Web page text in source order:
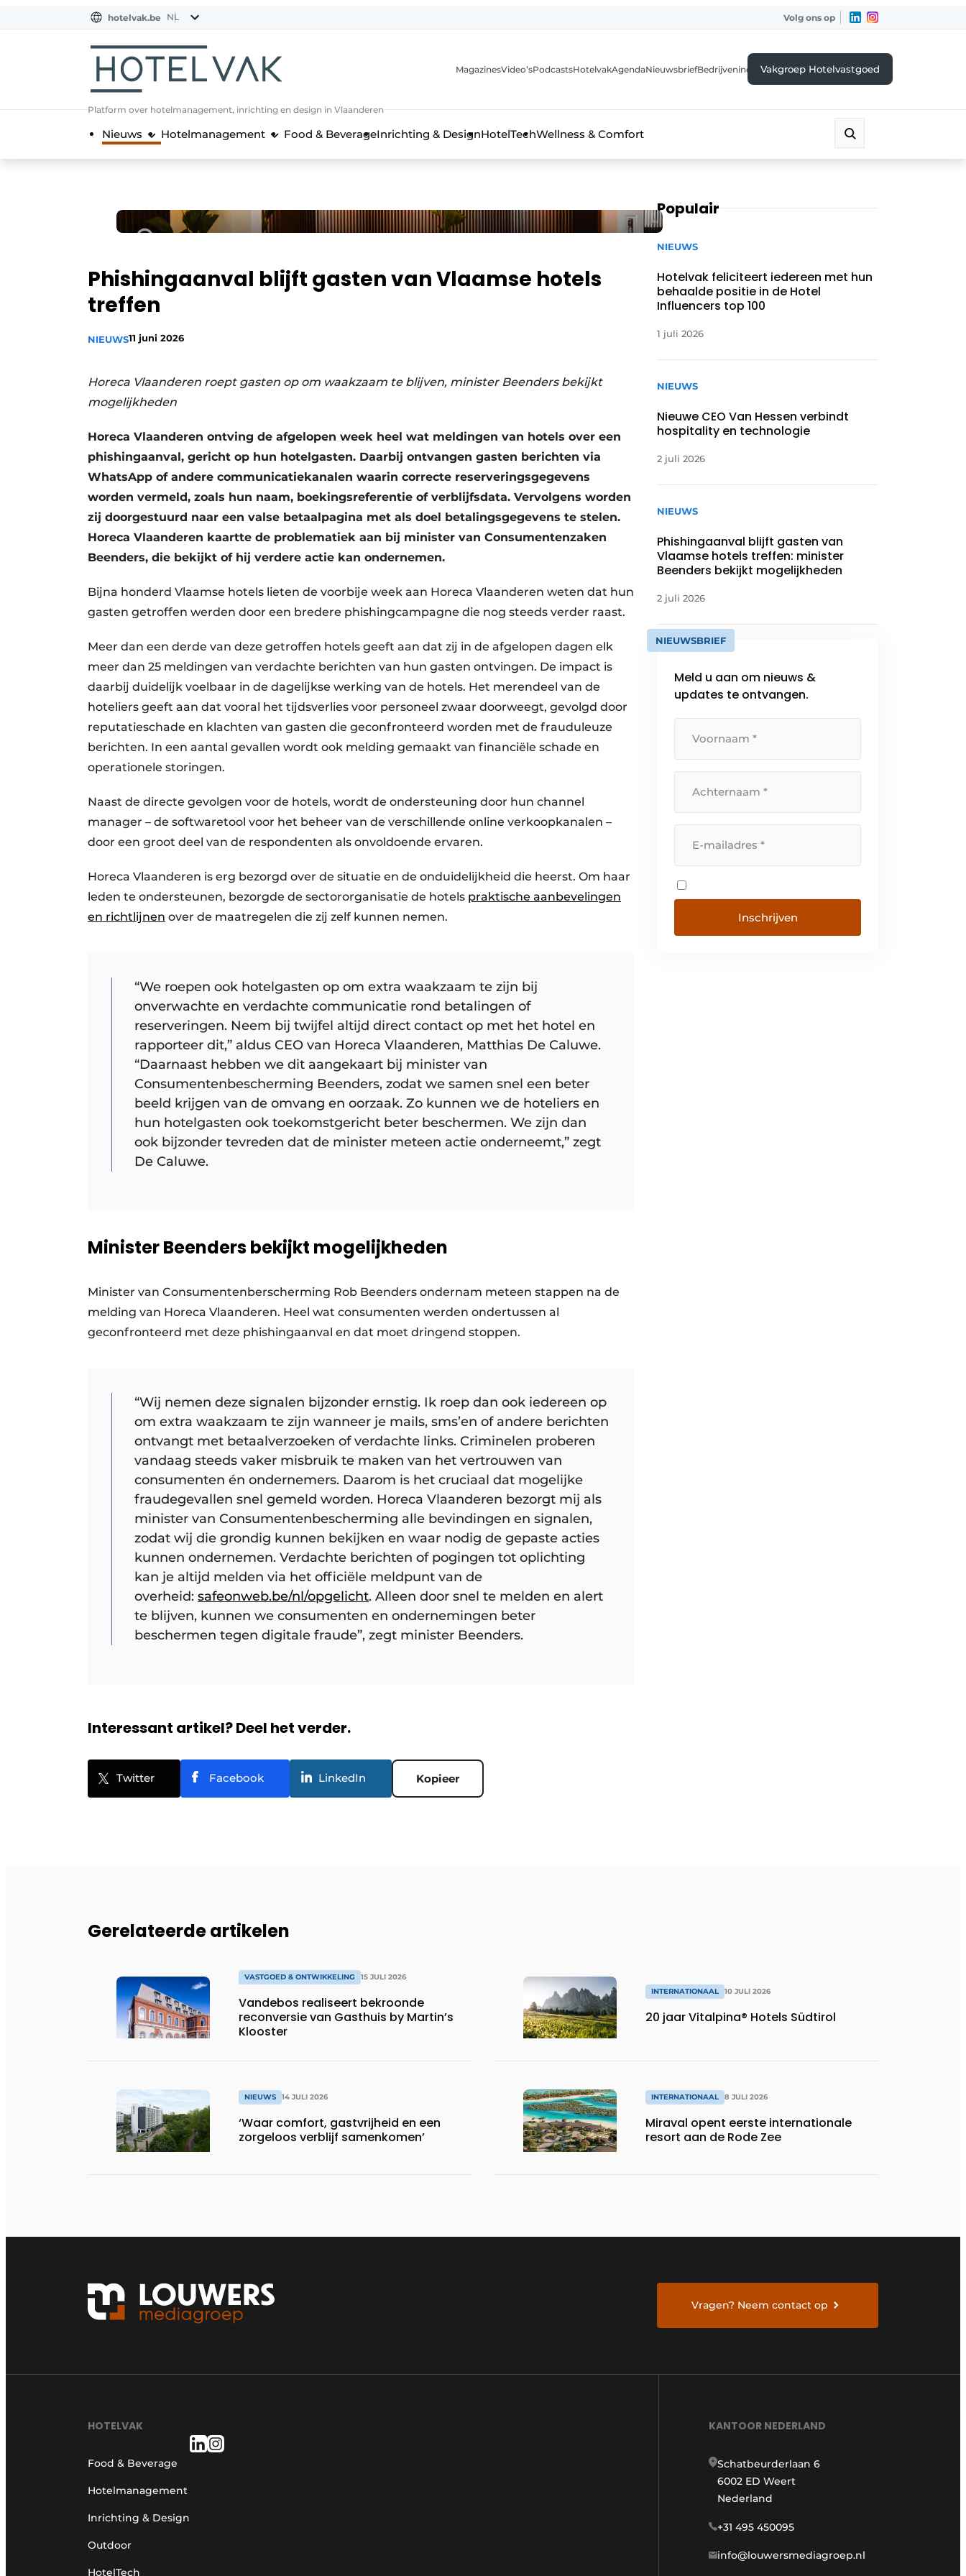
NL
EN
FR
hotelvak.be NL Volg ons op
Platform over hotelmanagement, inrichting en design in Vlaanderen
MagazinesVideo’sPodcastsHotelvakAgendaNieuwsbriefBedrijvenindexVakgroep Hotelvastgoed
Nieuws Hotelmanagement Food & BeverageInrichting & DesignHotelTechWellness & Comfort
Phishingaanval blijft gasten van Vlaamse hotels
treffen
NIEUWS11 juni 2026
Horeca Vlaanderen roept gasten op om waakzaam te blijven, minister Beenders bekijkt
mogelijkheden
Horeca Vlaanderen ontving de afgelopen week heel wat meldingen van hotels over een
phishingaanval, gericht op hun hotelgasten. Daarbij ontvangen gasten berichten via
WhatsApp of andere communicatiekanalen waarin correcte reserveringsgegevens
worden vermeld, zoals hun naam, boekingsreferentie of verblijfsdata. Vervolgens worden
zij doorgestuurd naar een valse betaalpagina met als doel betalingsgegevens te stelen.
Horeca Vlaanderen kaartte de problematiek aan bij minister van Consumentenzaken
Beenders, die bekijkt of hij verdere actie kan ondernemen.
Bijna honderd Vlaamse hotels lieten de voorbije week aan Horeca Vlaanderen weten dat hun
gasten getroffen werden door een bredere phishingcampagne die nog steeds verder raast.
Meer dan een derde van deze getroffen hotels geeft aan dat zij in de afgelopen dagen elk
meer dan 25 meldingen van verdachte berichten van hun gasten ontvingen. De impact is
daarbij duidelijk voelbaar in de dagelijkse werking van de hotels. Het merendeel van de
hoteliers geeft aan dat vooral het tijdsverlies voor personeel zwaar doorweegt, gevolgd door
reputatieschade en klachten van gasten die geconfronteerd worden met de frauduleuze
berichten. In een aantal gevallen wordt ook melding gemaakt van financiële schade en
operationele storingen.
Naast de directe gevolgen voor de hotels, wordt de ondersteuning door hun channel
manager – de softwaretool voor het beheer van de verschillende online verkoopkanalen –
door een groot deel van de respondenten als onvoldoende ervaren.
Horeca Vlaanderen is erg bezorgd over de situatie en de onduidelijkheid die heerst. Om haar
leden te ondersteunen, bezorgde de sectororganisatie de hotels praktische aanbevelingen
en richtlijnen over de maatregelen die zij zelf kunnen nemen.
“We roepen ook hotelgasten op om extra waakzaam te zijn bij
onverwachte en verdachte communicatie rond betalingen of
reserveringen. Neem bij twijfel altijd direct contact op met het hotel en
rapporteer dit,” aldus CEO van Horeca Vlaanderen, Matthias De Caluwe.
“Daarnaast hebben we dit aangekaart bij minister van
Consumentenbescherming Beenders, zodat we samen snel een beter
beeld krijgen van de omvang en oorzaak. Zo kunnen we de hoteliers en
hun hotelgasten ook toekomstgericht beter beschermen. We zijn dan
ook bijzonder tevreden dat de minister meteen actie onderneemt,” zegt
De Caluwe.
Minister Beenders bekijkt mogelijkheden
Minister van Consumentenberscherming Rob Beenders ondernam meteen stappen na de
melding van Horeca Vlaanderen. Heel wat consumenten werden ondertussen al
geconfronteerd met deze phishingaanval en dat moet dringend stoppen.
“Wij nemen deze signalen bijzonder ernstig. Ik roep dan ook iedereen op
om extra waakzaam te zijn wanneer je mails, sms’en of andere berichten
ontvangt met betaalverzoeken of verdachte links. Criminelen proberen
vandaag steeds vaker misbruik te maken van het vertrouwen van
consumenten én ondernemers. Daarom is het cruciaal dat mogelijke
fraudegevallen snel gemeld worden. Horeca Vlaanderen bezorgt mij als
minister van Consumentenbescherming alle bevindingen en signalen,
zodat wij die grondig kunnen bekijken en waar nodig de gepaste acties
kunnen ondernemen. Verdachte berichten of pogingen tot oplichting
kan je altijd melden via het officiële meldpunt van de
overheid: safeonweb.be/nl/opgelicht. Alleen door snel te melden en alert
te blijven, kunnen we consumenten en ondernemingen beter
beschermen tegen digitale fraude”, zegt minister Beenders.
Interessant artikel? Deel het verder.
Twitter Facebook LinkedIn Kopieer
Populair
NIEUWS
Hotelvak feliciteert iedereen met hun
behaalde positie in de Hotel
Influencers top 100
1 juli 2026
NIEUWS
Nieuwe CEO Van Hessen verbindt
hospitality en technologie
2 juli 2026
NIEUWS
Phishingaanval blijft gasten van
Vlaamse hotels treffen: minister
Beenders bekijkt mogelijkheden
2 juli 2026
NIEUWSBRIEF
Meld u aan om nieuws &
updates te ontvangen.
Gerelateerde artikelen
VASTGOED & ONTWIKKELING 15 JULI 2026
Vandebos realiseert bekroonde
reconversie van Gasthuis by Martin’s
Klooster
NIEUWS 14 JULI 2026
‘Waar comfort, gastvrijheid en een
zorgeloos verblijf samenkomen’
INTERNATIONAAL 10 JULI 2026
20 jaar Vitalpina® Hotels Südtirol
INTERNATIONAAL 8 JULI 2026
Miraval opent eerste internationale
resort aan de Rode Zee
Vragen? Neem contact op
HOTELVAK
Food & Beverage
Hotelmanagement
Inrichting & Design
Outdoor
HotelTech
KANTOOR NEDERLAND
Schatbeurderlaan 6
6002 ED Weert
Nederland
+31 495 450095
info@louwersmediagroep.nl